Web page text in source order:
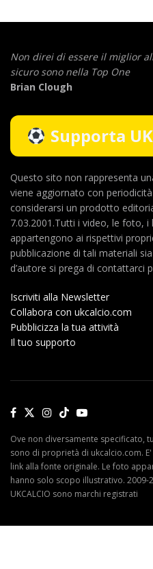
Non direi di essere il miglior
sicuro sono nella Top One
Brian Clough
Supporta
Questo sito non rappresenta
viene aggiornato con
considerarsi un prodotto
7.03.2001.Tutti i video, le foto,
appartengono ai rispettivi
pubblicazione di tali materiali
d’autore si prega di contattarci
Iscriviti alla Newsletter
Collabora con ukcalcio.com
Pubblicizza la tua attività
Il tuo supporto
Ove non diversamente specificato,
sono di proprietà di ukcalcio.com.
link alla fonte originale. Le foto
hanno solo scopo illustrativo. 2009-
UKCALCIO sono marchi registrati